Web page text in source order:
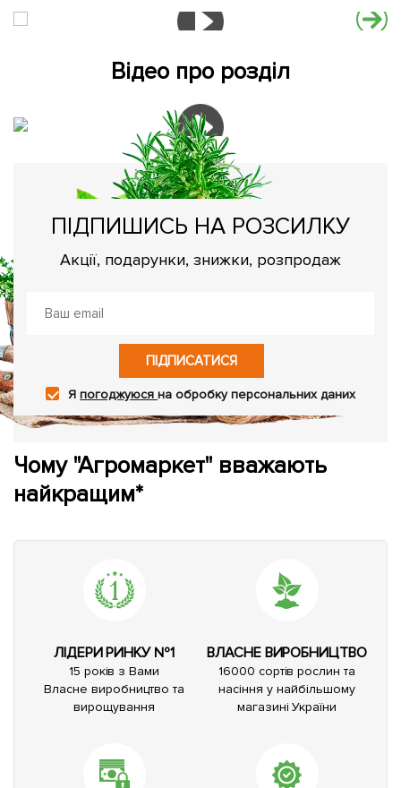
Відео про розділ
ПІДПИШИСЬ НА РОЗСИЛКУ
Акції, подарунки, знижки, розпродаж
ПІДПИСАТИСЯ
Япогоджуюсяна обробку персональних даних
Чому "Агромаркет" вважають
найкращим*
ЛІДЕРИ РИНКУ №1
15 років з Вами
Власне виробництво та
вирощування
ВЛАСНЕ ВИРОБНИЦТВО
16000 сортів рослин та
насіння у найбільшому
магазині України